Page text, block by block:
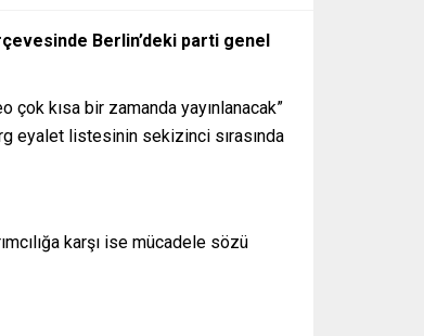
Berlin’deki parti genel
kısa bir zamanda yayınlanacak”
eyalet listesinin sekizinci sırasında
karşı ise mücadele sözü